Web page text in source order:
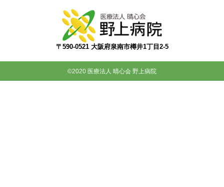
〒590-0521 大阪府泉南市樽井1丁目2-5
©2020 医療法人 晴心会 野上病院